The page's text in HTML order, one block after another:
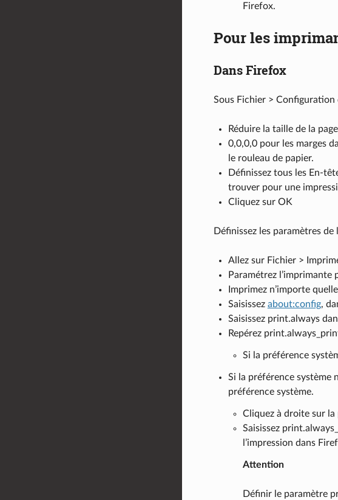
Firefox.
Pour les
Dans Firefox
Sous Fichier > Configuration
Réduire la taille de la
0,0,0,0 pour les marges
le rouleau de papier.
Définissez tous les En-
trouver pour une
Cliquez sur OK
Définissez les paramètres
Allez sur Fichier >
Paramétrez l’imprimante
Imprimez n’importe
Saisissez about:config,
Saisissez print.always
Repérez
Si la préférence
Si la préférence système
préférence système.
Cliquez à droite sur la
Saisissez
l’impression dans
Attention
Définir le paramètre